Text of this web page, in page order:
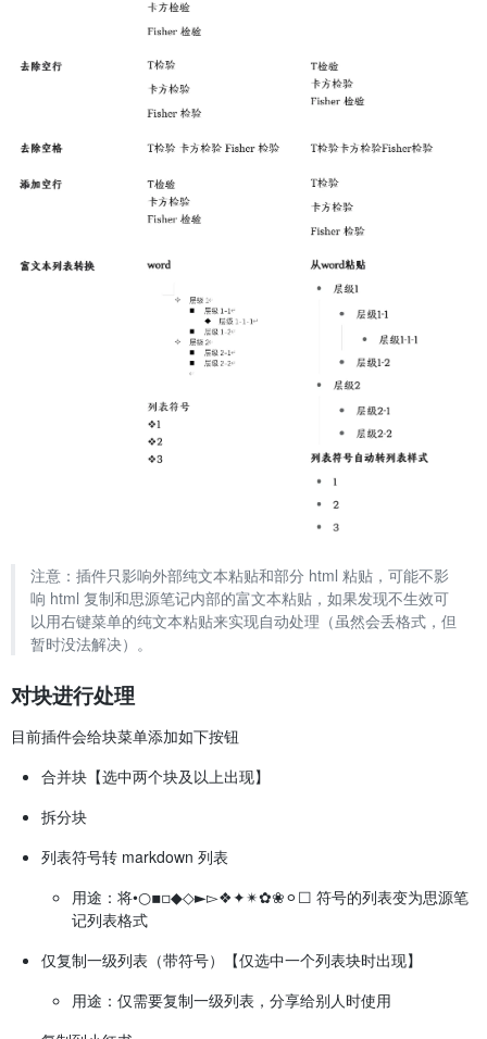
注意：插件只影响外部纯文本粘贴和部分 html 粘贴，可能不影
响 html 复制和思源笔记内部的富文本粘贴，如果发现不生效可
以用右键菜单的纯文本粘贴来实现自动处理（虽然会丢格式，但
暂时没法解决）。
对块进行处理
目前插件会给块菜单添加如下按钮
合并块【选中两个块及以上出现】
拆分块
列表符号转 markdown 列表
用途：将•○▪▫◆◇►▻❖✦✴✿❀⚪☐ 符号的列表变为思源笔
记列表格式
仅复制一级列表（带符号）【仅选中一个列表块时出现】
用途：仅需要复制一级列表，分享给别人时使用